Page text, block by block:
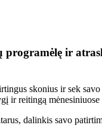
programėlę ir
skonius ir sek
ir reitingą mėnesiniuose
dalinkis savo